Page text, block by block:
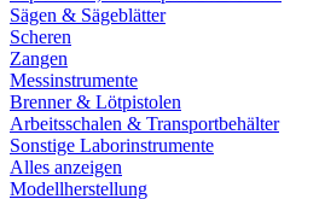
Sägen & Sägeblätter
Scheren
Zangen
Messinstrumente
Brenner & Lötpistolen
Arbeitsschalen & Transportbehälter
Sonstige Laborinstrumente
Alles anzeigen
Modellherstellung